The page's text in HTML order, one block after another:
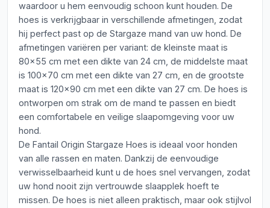
waardoor u hem eenvoudig schoon kunt houden. De
hoes is verkrijgbaar in verschillende afmetingen, zodat
hij perfect past op de Stargaze mand van uw hond. De
afmetingen variëren per variant: de kleinste maat is
80x55 cm met een dikte van 24 cm, de middelste maat
is 100x70 cm met een dikte van 27 cm, en de grootste
maat is 120x90 cm met een dikte van 27 cm. De hoes is
ontworpen om strak om de mand te passen en biedt
een comfortabele en veilige slaapomgeving voor uw
hond.
De Fantail Origin Stargaze Hoes is ideaal voor honden
van alle rassen en maten. Dankzij de eenvoudige
verwisselbaarheid kunt u de hoes snel vervangen, zodat
uw hond nooit zijn vertrouwde slaapplek hoeft te
missen. De hoes is niet alleen praktisch, maar ook stijlvol